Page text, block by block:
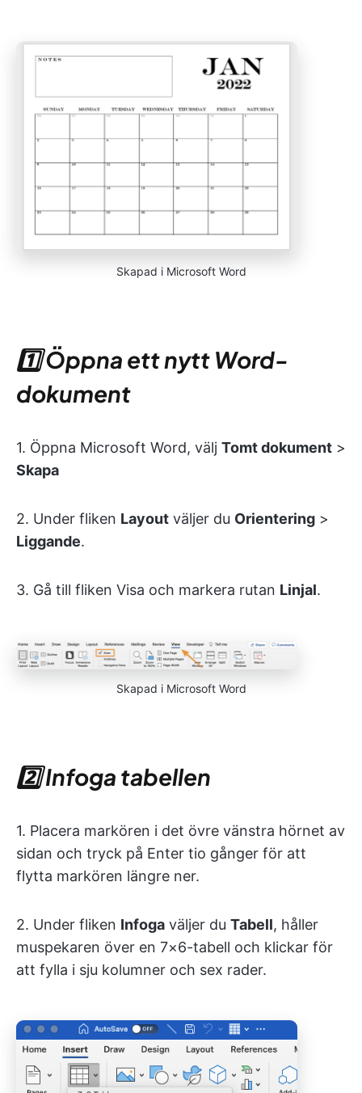
Skapad i Microsoft Word
1️⃣ Öppna ett nytt Word-
dokument
1. Öppna Microsoft Word, välj Tomt dokument >
Skapa
2. Under fliken Layout väljer du Orientering >
Liggande.
3. Gå till fliken Visa och markera rutan Linjal.
Skapad i Microsoft Word
2️⃣ Infoga tabellen
1. Placera markören i det övre vänstra hörnet av
sidan och tryck på Enter tio gånger för att
flytta markören längre ner.
2. Under fliken Infoga väljer du Tabell, håller
muspekaren över en 7×6-tabell och klickar för
att fylla i sju kolumner och sex rader.